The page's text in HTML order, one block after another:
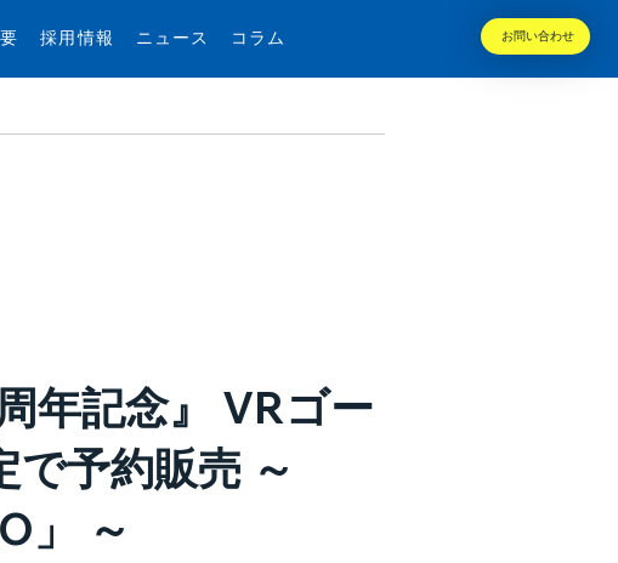
採用情報 ニュース コラム お問い合わせ
年記念』 VRゴー
予約販売 ～
」 ～